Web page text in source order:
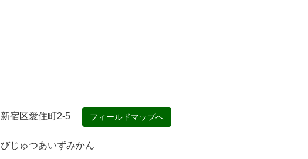
新宿区愛住町2-5
びじゅつあいずみかん